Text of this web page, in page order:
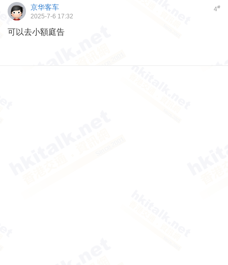
4#
京华客车
2025-7-6 17:32
可以去小額庭告